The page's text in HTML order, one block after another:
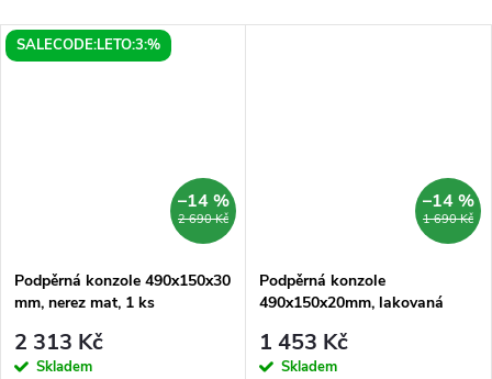
SALECODE:LETO:3:%
2 690 Kč
–14 %
Podpěrná konzole 490x150x30
mm, nerez mat, 1 ks
2 313 Kč
Skladem
1 690 Kč
–14 %
Podpěrná konzole
490x150x20mm, lakovaná
1 453 Kč
Skladem